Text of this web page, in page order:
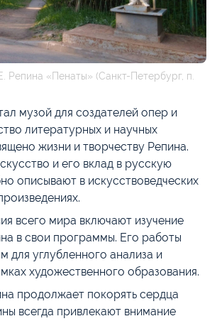
Репина «Пенаты» (Санкт-Петербург, п.
музой для создателей опер и
литературных и научных
жизни и творчеству Репина.
и его вклад в русскую
описывают в искусствоведческих
всего мира включают изучение
в свои программы. Его работы
для углубленного анализа и
художественного образования.
продолжает покорять сердца
всегда привлекают внимание